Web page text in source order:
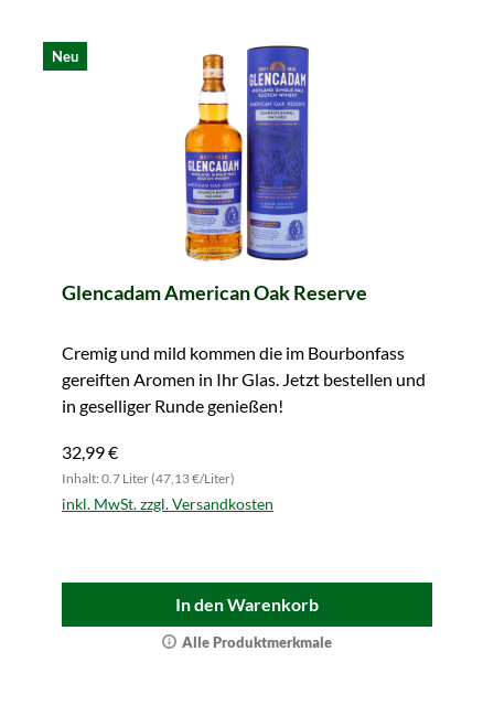
Neu
Glencadam American Oak Reserve
Cremig und mild kommen die im Bourbonfass
gereiften Aromen in Ihr Glas. Jetzt bestellen und
in geselliger Runde genießen!
32,99 €
Inhalt: 0.7 Liter (47,13 €/Liter)
inkl. MwSt. zzgl. Versandkosten
In den Warenkorb
Alle Produktmerkmale